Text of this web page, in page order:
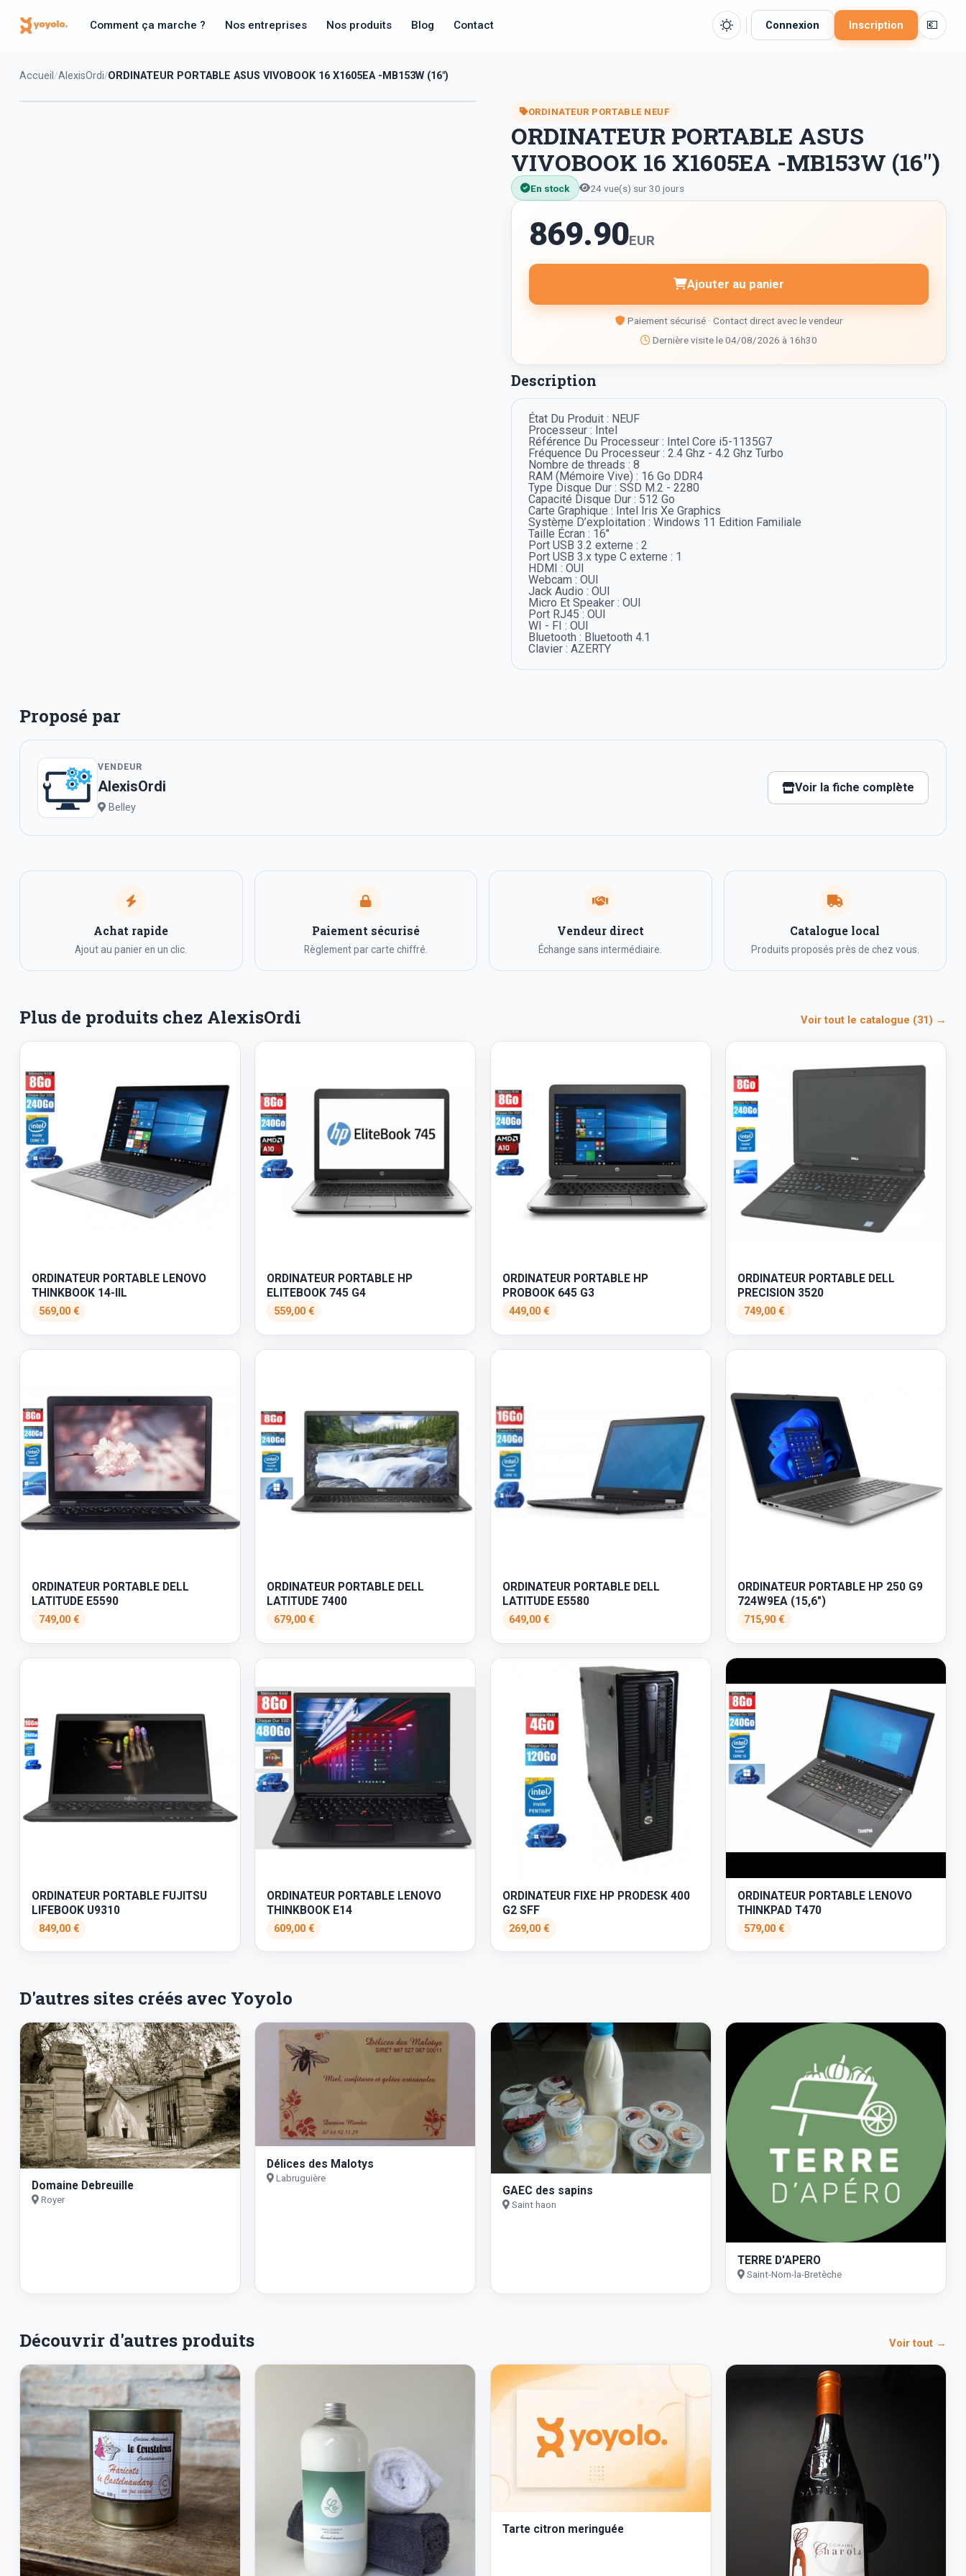
Comment ça marche ? Nos entreprises Nos produits Blog Contact Connexion Inscription 💶
Accueil AlexisOrdi ORDINATEUR PORTABLE ASUS VIVOBOOK 16 X1605EA -MB153W (16")
ORDINATEUR PORTABLE NEUF
ORDINATEUR PORTABLE ASUS
VIVOBOOK 16 X1605EA -MB153W (16")
En stock 24 vue(s) sur 30 jours
869.90EUR
Ajouter au panier
Paiement sécurisé · Contact direct avec le vendeur
Dernière visite le 04/08/2026 à 16h30
Description
État Du Produit : NEUF
Processeur : Intel
Référence Du Processeur : Intel Core i5-1135G7
Fréquence Du Processeur : 2.4 Ghz - 4.2 Ghz Turbo
Nombre de threads : 8
RAM (Mémoire Vive) : 16 Go DDR4
Type Disque Dur : SSD M.2 - 2280
Capacité Disque Dur : 512 Go
Carte Graphique : Intel Iris Xe Graphics
Système D’exploitation : Windows 11 Edition Familiale
Taille Écran : 16"
Port USB 3.2 externe : 2
Port USB 3.x type C externe : 1
HDMI : OUI
Webcam : OUI
Jack Audio : OUI
Micro Et Speaker : OUI
Port RJ45 : OUI
WI - FI : OUI
Bluetooth : Bluetooth 4.1
Clavier : AZERTY
Proposé par
VENDEUR
AlexisOrdi
Belley
Voir la fiche complète
Achat rapide
Ajout au panier en un clic.
Paiement sécurisé
Règlement par carte chiffré.
Vendeur direct
Échange sans intermédiaire.
Catalogue local
Produits proposés près de chez vous.
Plus de produits chez AlexisOrdi Voir tout le catalogue (31) →
ORDINATEUR PORTABLE LENOVO
THINKBOOK 14-IIL
569,00 €
ORDINATEUR PORTABLE HP
ELITEBOOK 745 G4
559,00 €
ORDINATEUR PORTABLE HP
PROBOOK 645 G3
449,00 €
ORDINATEUR PORTABLE DELL
PRECISION 3520
749,00 €
ORDINATEUR PORTABLE DELL
LATITUDE E5590
749,00 €
ORDINATEUR PORTABLE DELL
LATITUDE 7400
679,00 €
ORDINATEUR PORTABLE DELL
LATITUDE E5580
649,00 €
ORDINATEUR PORTABLE HP 250 G9
724W9EA (15,6")
715,90 €
ORDINATEUR PORTABLE FUJITSU
LIFEBOOK U9310
849,00 €
ORDINATEUR PORTABLE LENOVO
THINKBOOK E14
609,00 €
ORDINATEUR FIXE HP PRODESK 400
G2 SFF
269,00 €
ORDINATEUR PORTABLE LENOVO
THINKPAD T470
579,00 €
D'autres sites créés avec Yoyolo
Domaine Debreuille
Royer
Délices des Malotys
Labruguière
GAEC des sapins
Saint haon
TERRE D'APERO
Saint-Nom-la-Bretèche
Découvrir d'autres produits Voir tout →
Tarte citron meringuée